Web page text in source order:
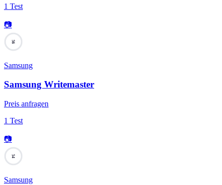
1 Test
📷
56
Samsung
Samsung Writemaster
Preis anfragen
1 Test
📷
54
Samsung